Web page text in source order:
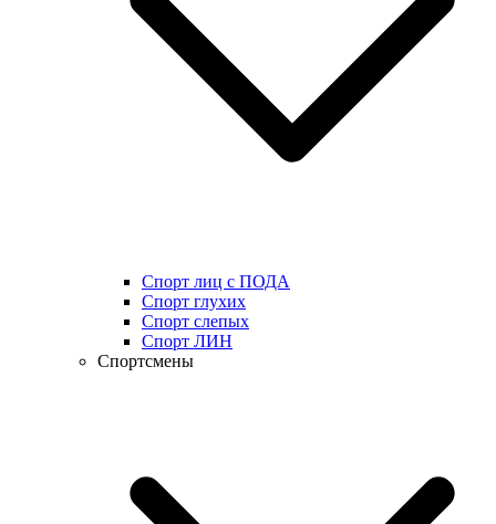
Спорт лиц с ПОДА
Спорт глухих
Спорт слепых
Спорт ЛИН
Спортсмены